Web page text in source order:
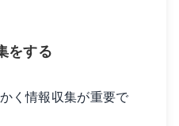
をする
く情報収集が重要で